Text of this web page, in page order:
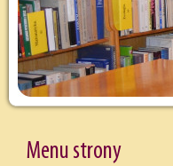
Menu strony